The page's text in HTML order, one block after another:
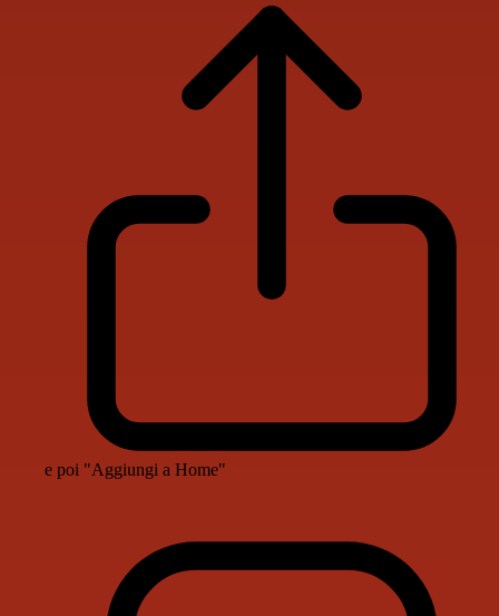
e poi "Aggiungi a Home"